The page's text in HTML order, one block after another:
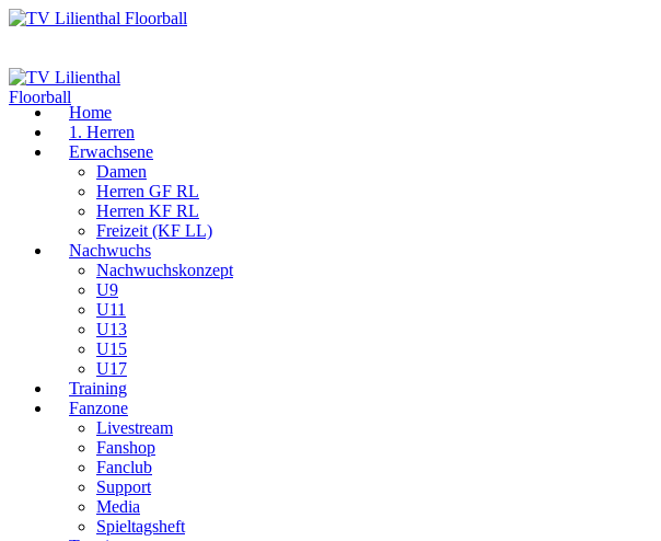
Home
1. Herren
Erwachsene
Damen
Herren GF RL
Herren KF RL
Freizeit (KF LL)
Nachwuchs
Nachwuchskonzept
U9
U11
U13
U15
U17
Training
Fanzone
Livestream
Fanshop
Fanclub
Support
Media
Spieltagsheft